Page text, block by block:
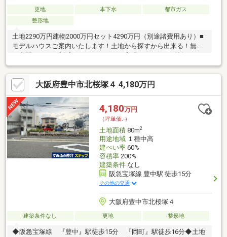
更地 本下水
都市ガス
整形地
土地2290万円建物2000万円セット4290万円（別途諸費用あり）■
モデルハウスご案内いたします！土地から探すから出来る！無駄
までこだわった良質な新築戸建てをローコストで建築可能〇プラ
ン変更何度も可能です。お客様に寄り添い、後悔のない家づくり
のお手伝いを全力でサポートいたします。〇キッチンや窓、扉等
の住宅設備仕様は、２つのベースからお選びいただけます。〇
CADを使った実写に近い外観および内観パースを作成いたしま
す。■ネット掲載不可物件等、土地情報ございます！ぜひ一度お
問い合わせください。
大阪府豊中市北桜塚４ 4,180万円
4,180万円
（坪単価:-）
土地面積80m2
用途地域１種中高
建ぺい率60%
容積率200%
建築条件なし
阪急宝塚線 豊中駅 徒歩15分
その他の交通
大阪府豊中市北桜塚４
建築条件なし 更地 整形地
◆阪急宝塚線 『豊中』駅徒歩15分 『岡町』駅徒歩16分◆土地